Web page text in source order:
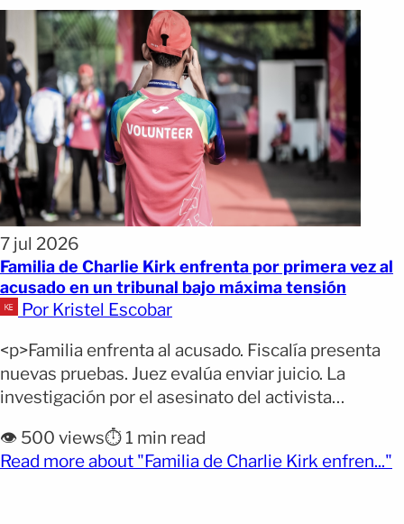
7 jul 2026
Familia de Charlie Kirk enfrenta por primera vez al
acusado en un tribunal bajo máxima tensión
Por Kristel Escobar
<p>Familia enfrenta al acusado. Fiscalía presenta
nuevas pruebas. Juez evalúa enviar juicio. La
investigación por el asesinato del activista
este lunes con el inicio de la audiencia preliminar
contra Tyler Robinson, el joven de 23 años acusado
👁️ 500 views⏱️ 1 min read
Read more about "Familia de Charlie Kirk enfren..."